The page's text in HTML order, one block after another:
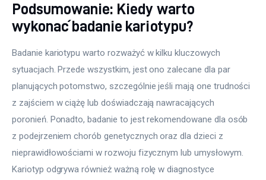
Podsumowanie: Kiedy warto
wykonać badanie kariotypu?
Badanie kariotypu warto rozważyć w kilku kluczowych
sytuacjach. Przede wszystkim, jest ono zalecane dla par
planujących potomstwo, szczególnie jeśli mają one trudności
z zajściem w ciążę lub doświadczają nawracających
poronień. Ponadto, badanie to jest rekomendowane dla osób
z podejrzeniem chorób genetycznych oraz dla dzieci z
nieprawidłowościami w rozwoju fizycznym lub umysłowym.
Kariotyp odgrywa również ważną rolę w diagnostyce